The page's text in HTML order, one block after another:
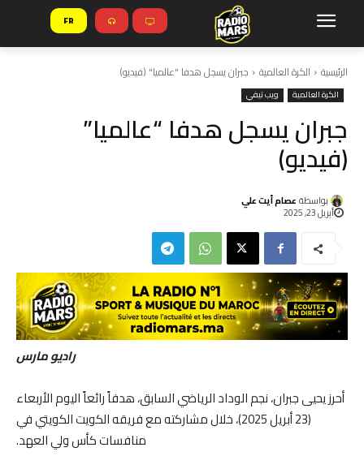
FR
الرئيسية الكرة العالمية جبران يسجل هدفا "عالميا" (فيديو)
الكرة العالمية ويب تيفي
جبران يسجل هدفا “عالميا”
(فيديو)
بواسطة عصام أيت علي
أبريل 23, 2025
راديو مارس
أحرز يحيى جبران، نجم الوداد الرياضي السابق، هدفاً رائعاً اليوم الأربعاء
(23 أبريل 2025)، خلال مشاركته مع فريقه الكويت الكويتي في
منافسات كأس ولي العهد.